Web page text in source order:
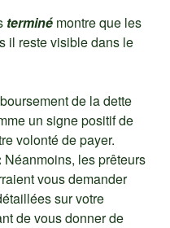
terminé montre que les
il reste visible dans le
de la dette
un signe positif de
volonté de payer.
Néanmoins, les prêteurs
vous demander
sur votre
de vous donner de